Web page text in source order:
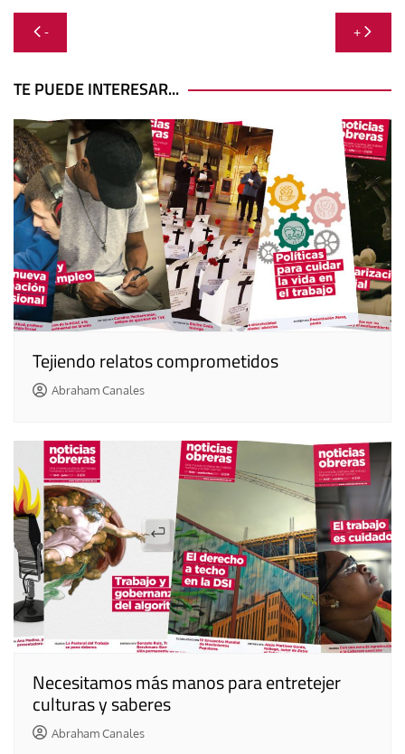
Navegación
de
entradas
- +
TE PUEDE INTERESAR...
Tejiendo relatos comprometidos
Abraham Canales
Necesitamos más manos para entretejer
culturas y saberes
Abraham Canales